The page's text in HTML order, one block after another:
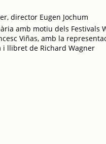
director Eugen Jochum
amb motiu dels Festivals
Viñas, amb la
i llibret de Richard Wagner